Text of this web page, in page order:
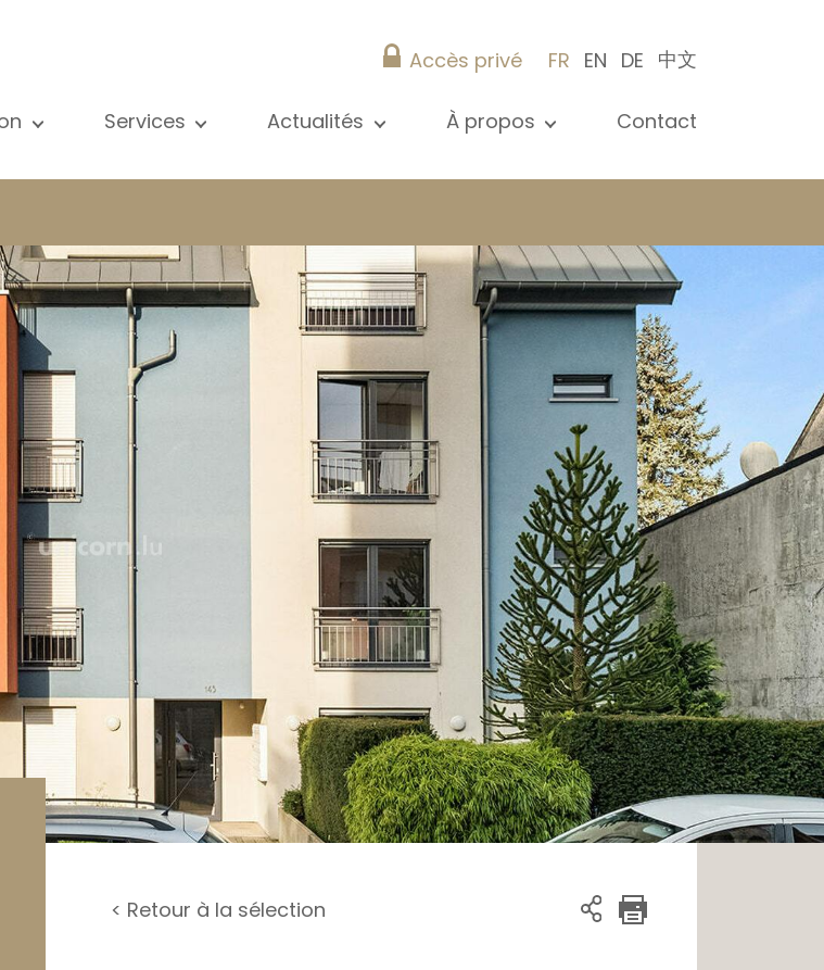
Accès privé FR EN DE 中文
de luxe
/ Parking
Services
Recherche
Accès privé
Gestion locative
Gérance d'immeubles / syndic
Actualités
Blog
À propos
Conseils pratiques
Carrière
Contact
< Retour à la sélection